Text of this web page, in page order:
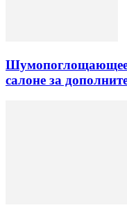
Шумопоглощающее
салоне за